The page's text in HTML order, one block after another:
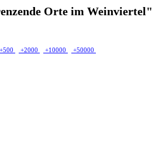
Orte im Weinviertel"
+500 +2000 +10000 +50000